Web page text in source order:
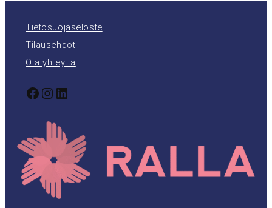
Tietosuojaseloste
Tilausehdot
Ota yhteyttä
Facebook
Instagram
LinkedIn